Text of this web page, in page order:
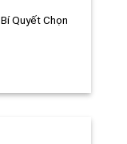
Quyết Chọn